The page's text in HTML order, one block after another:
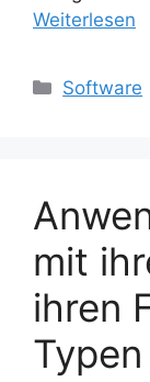
Weiterlesen
Kategorien
Software
mit
ihren
Typen